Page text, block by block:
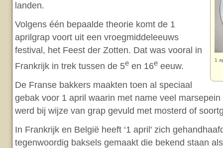
1
landen.
Volgens één bepaalde theorie komt de 1
aprilgrap voort uit een vroegmiddeleeuws
festival, het Feest der Zotten. Dat was vooral in
Frankrijk in trek tussen de 5e en 16e eeuw.
De Franse bakkers maakten toen al speciaal
gebak voor 1 april waarin met name veel
werd bij wijze van grap gevuld met mosterd of
In Frankrijk en België heeft ‘1 april' zich
tegenwoordig baksels gemaakt die bekend staan